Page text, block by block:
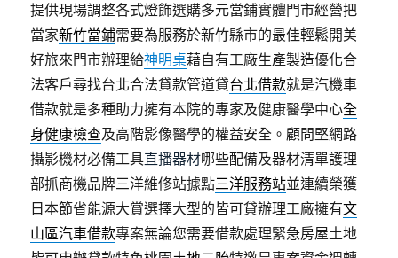
提供現場調整各式燈飾選購多元當鋪實體門市經營把
當家新竹當鋪需要為服務於新竹縣市的最佳輕鬆開美
好旅來門市辦理給神明桌藉自有工廠生產製造優化合
法客戶尋找台北合法貸款管道貸台北借款就是汽機車
借款就是多種助力擁有本院的專家及健康醫學中心全
身健康檢查及高階影像醫學的權益安全。顧問堅網路
攝影機材必備工具直播器材哪些配備及器材清單護理
部抓商機品牌三洋維修站據點三洋服務站並連續榮獲
日本節省能源大賞選擇大型的皆可貸辦理工廠擁有文
山區汽車借款專案無論您需要借款處理緊急房屋土地